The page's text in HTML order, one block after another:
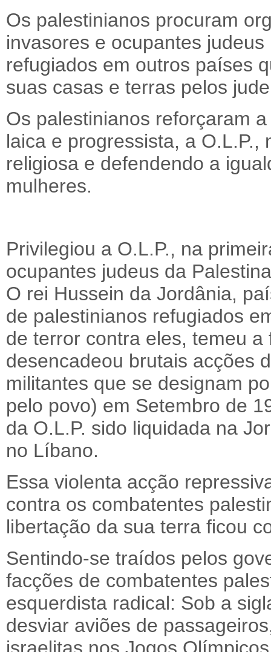
Os palestinianos procuram
invasores e ocupantes
refugiados em outros países
suas casas e terras pelos
Os palestinianos reforçaram
laica e progressista, a
religiosa e defendendo a
mulheres.
Privilegiou a O.L.P., na
ocupantes judeus da
O rei Hussein da Jordânia,
de palestinianos refugiados
de terror contra eles, temeu
desencadeou brutais acções
militantes que se designam
pelo povo) em Setembro de
da O.L.P. sido liquidada na
no Líbano.
Essa violenta acção
contra os combatentes
libertação da sua terra ficou
Sentindo-se traídos pelos
facções de combatentes
esquerdista radical: Sob a
desviar aviões de